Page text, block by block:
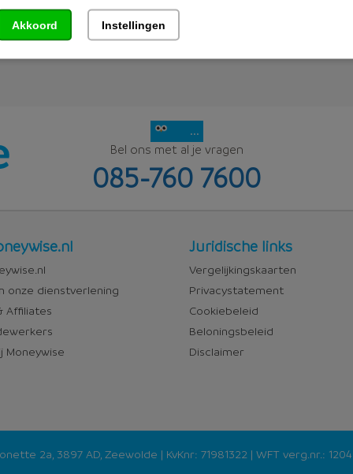
in welke wel
...
Bel ons met al je vragen
085-760 7600
onze dienstverlening
Affiliates
Moneywise
Juridisch
Juridische links
Vergelijkingskaarten
Privacystatement
Cookiebeleid
Beloningsbeleid
Disclaimer
2a, 3897 AD, Zeewolde | KvKnr: 71981322 | WFT verg.nr.:
Akkoord Instellingen